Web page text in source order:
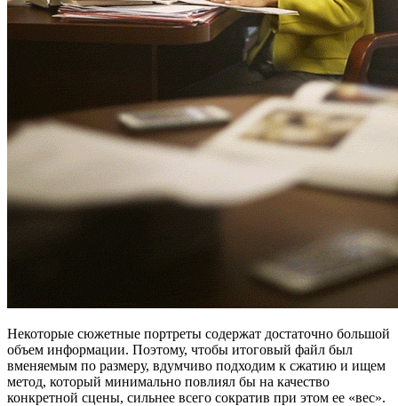
Некоторые сюжетные портреты содержат достаточно большой
объем информации. Поэтому, чтобы итоговый файл был
вменяемым по размеру, вдумчиво подходим к сжатию и ищем
метод, который минимально повлиял бы на качество
конкретной сцены, сильнее всего сократив при этом ее «вес».